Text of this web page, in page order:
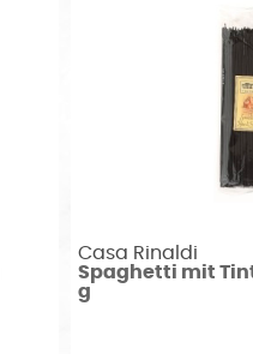
Casa Rinaldi
Spaghetti mit
g